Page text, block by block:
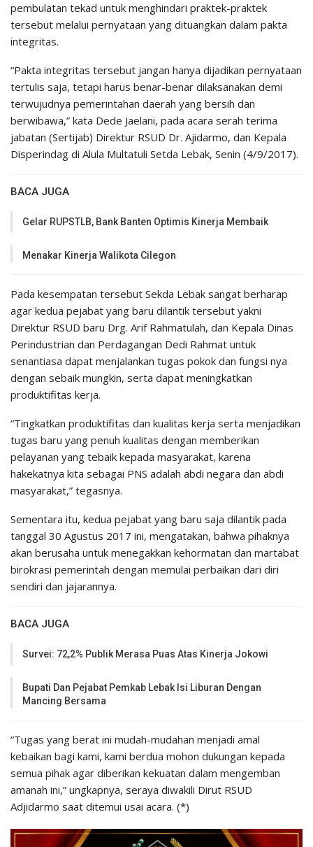
pembulatan tekad untuk menghindari praktek-praktek
tersebut melalui pernyataan yang dituangkan dalam pakta
integritas.
“Pakta integritas tersebut jangan hanya dijadikan pernyataan
tertulis saja, tetapi harus benar-benar dilaksanakan demi
terwujudnya pemerintahan daerah yang bersih dan
berwibawa,” kata Dede Jaelani, pada acara serah terima
jabatan (Sertijab) Direktur RSUD Dr. Ajidarmo, dan Kepala
Disperindag di Alula Multatuli Setda Lebak, Senin (4/9/2017).
BACA JUGA
Gelar RUPSTLB, Bank Banten Optimis Kinerja Membaik
Menakar Kinerja Walikota Cilegon
Pada kesempatan tersebut Sekda Lebak sangat berharap
agar kedua pejabat yang baru dilantik tersebut yakni
Direktur RSUD baru Drg. Arif Rahmatulah, dan Kepala Dinas
Perindustrian dan Perdagangan Dedi Rahmat untuk
senantiasa dapat menjalankan tugas pokok dan fungsi nya
dengan sebaik mungkin, serta dapat meningkatkan
produktifitas kerja.
“Tingkatkan produktifitas dan kualitas kerja serta menjadikan
tugas baru yang penuh kualitas dengan memberikan
pelayanan yang tebaik kepada masyarakat, karena
hakekatnya kita sebagai PNS adalah abdi negara dan abdi
masyarakat,” tegasnya.
Sementara itu, kedua pejabat yang baru saja dilantik pada
tanggal 30 Agustus 2017 ini, mengatakan, bahwa pihaknya
akan berusaha untuk menegakkan kehormatan dan martabat
birokrasi pemerintah dengan memulai perbaikan dari diri
sendiri dan jajarannya.
BACA JUGA
Survei: 72,2% Publik Merasa Puas Atas Kinerja Jokowi
Bupati Dan Pejabat Pemkab Lebak Isi Liburan Dengan
Mancing Bersama
“Tugas yang berat ini mudah-mudahan menjadi amal
kebaikan bagi kami, kami berdua mohon dukungan kepada
semua pihak agar diberikan kekuatan dalam mengemban
amanah ini,” ungkapnya, seraya diwakili Dirut RSUD
Adjidarmo saat ditemui usai acara. (*)